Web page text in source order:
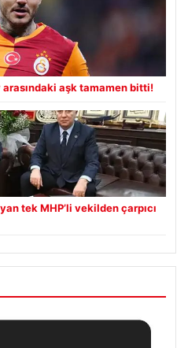
aşk tamamen bitti!
tek MHP’li vekilden çarpıcı